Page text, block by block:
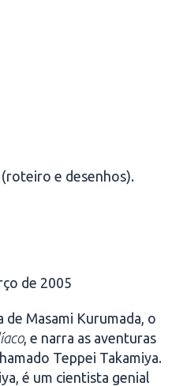
(roteiro e desenhos).
de 2005
Masami Kurumada, o
, e narra as aventuras
Teppei Takamiya.
é um cientista genial